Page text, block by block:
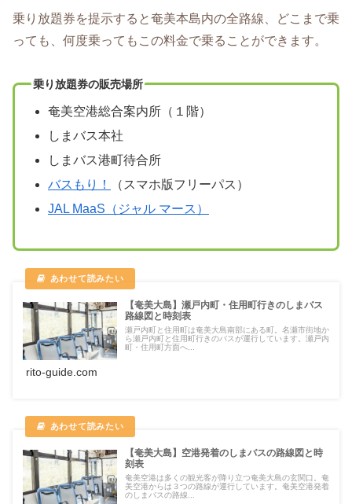
乗り放題券を提示すると奄美本島内の全路線、どこまで乗
っても、何度乗ってもこの料金で乗ることができます。
乗り放題券の販売場所
奄美空港総合案内所（１階）
しまバス本社
しまバス港町待合所
バスもり！
（スマホ版フリーパス）
JAL MaaS（ジャル マース）
【奄美大島】瀬戸内町・住用町行きのしまバス
路線図と時刻表
瀬戸内町と住用町は奄美大島南部にある町。名瀬市街地か
ら瀬戸内町と住用町行きのバスが運行しています。瀬戸内
町・住用町方面へ...
rito-guide.com
【奄美大島】空港発着のしまバスの路線図と時
刻表
奄美空港は多くの観光客が降り立つ奄美大島の玄関口。奄
美空港からは３つの路線が運行しています。奄美空港発着
のしまバスの路線...